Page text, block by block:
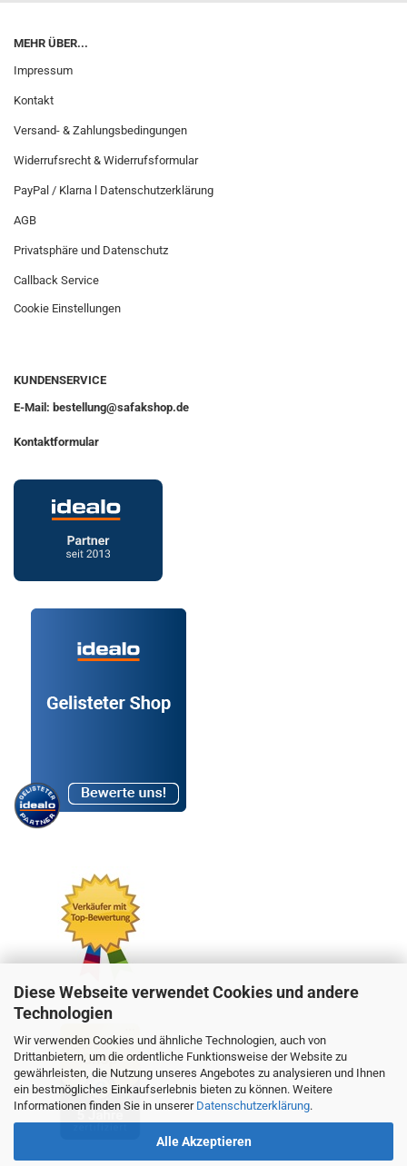
Diese Webseite verwendet Cookies und andere
Technologien
Wir verwenden Cookies und ähnliche Technologien, auch von
Drittanbietern, um die ordentliche Funktionsweise der Website zu
gewährleisten, die Nutzung unseres Angebotes zu analysieren und Ihnen
ein bestmögliches Einkaufserlebnis bieten zu können. Weitere
Informationen finden Sie in unserer Datenschutzerklärung.
Alle Akzeptieren
MEHR ÜBER...
Impressum
Kontakt
Versand- & Zahlungsbedingungen
Widerrufsrecht & Widerrufsformular
PayPal / Klarna l Datenschutzerklärung
AGB
Privatsphäre und Datenschutz
Callback Service
Cookie Einstellungen
KUNDENSERVICE
E-Mail: bestellung@safakshop.de
Kontaktformular